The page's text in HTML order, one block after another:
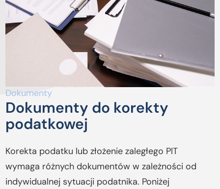
Dokumenty
Dokumenty do korekty
podatkowej
Korekta podatku lub złożenie zaległego PIT
wymaga różnych dokumentów w zależności od
indywidualnej sytuacji podatnika. Poniżej